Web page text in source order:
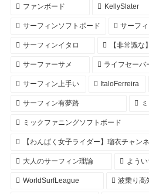
ファンボード KellySlater
サーフィンソフトボード サーフ
サーフィンイタロ 【非常識
サーファーサメ ライフセーバ
サーフィン上手い ItaloFerreira
サーフィン有夢路
ミックファニングソフトボード
【わんぱく女子ライダー】瑠衣チャン
大人のサーフィン理論 よう
WorldSurfLeague 波乗り高